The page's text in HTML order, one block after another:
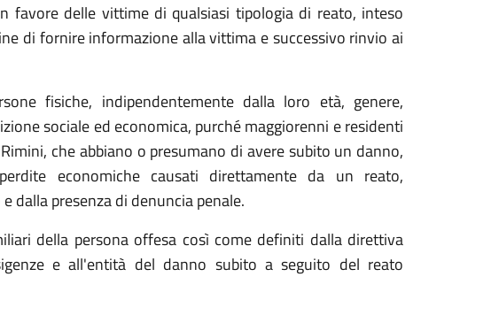
favore delle vittime di qualsiasi tipologia di reato, inteso
di fornire informazione alla vittima e successivo rinvio ai
fisiche, indipendentemente dalla loro età, genere,
sociale ed economica, purché maggiorenni e residenti
che abbiano o presumano di avere subito un danno,
economiche causati direttamente da un reato,
dalla presenza di denuncia penale.
della persona offesa così come definiti dalla direttiva
e all'entità del danno subito a seguito del reato